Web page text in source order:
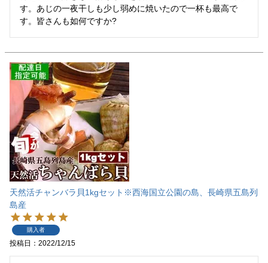
す。あじの一夜干しも少し弱めに焼いたので一杯も最高で
天然活チャンバラ貝1kgセット※西海国立公園の島、長崎県五島列
島産
購入者
投稿日 2022/12/15